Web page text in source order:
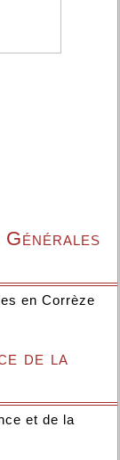
Générales
en Corrèze
de la
et de la